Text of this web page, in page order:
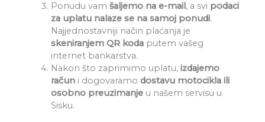
Ponudu vam šaljemo na e-mail, a svi podaci
za uplatu nalaze se na samoj ponudi.
Najjednostavniji način plaćanja je
skeniranjem QR kodaputem vašeg
internet bankarstva.
Nakon što zaprimimo uplatu, izdajemo
računi dogovaramo dostavu motocikla ili
osobno preuzimanjeu našem servisu u
Sisku.